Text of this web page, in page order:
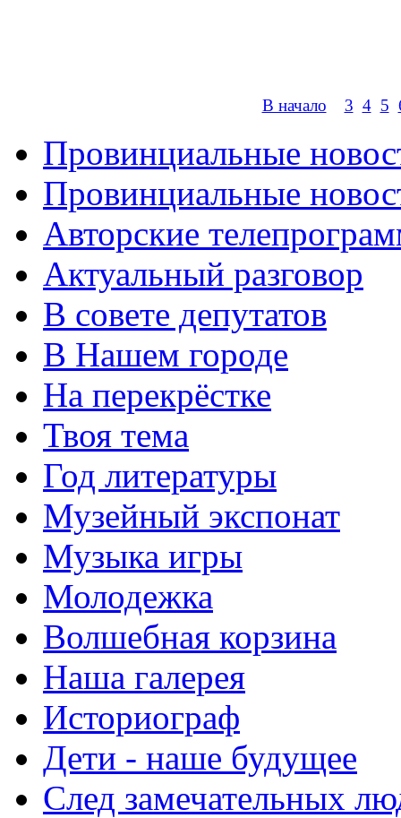
В начало 3 4 5
Провинциальные
Провинциальные
Авторские
Актуальный разговор
В совете депутатов
В Нашем городе
На перекрёстке
Твоя тема
Год литературы
Музейный экспонат
Музыка игры
Молодежка
Волшебная корзина
Наша галерея
Историограф
Дети - наше будущее
След замечательных